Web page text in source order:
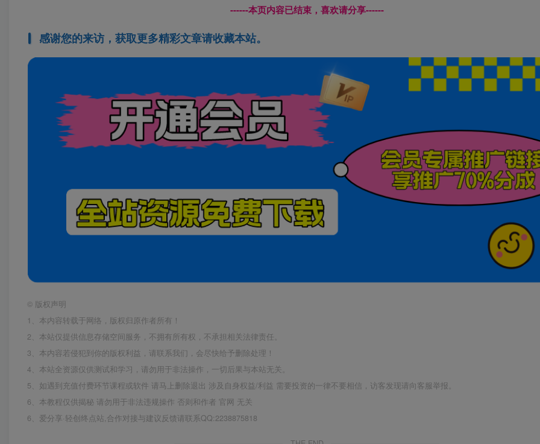
------本页内容已结束，喜欢请分享------
感谢您的来访，获取更多精彩文章请收藏本站。
© 版权声明
1、本内容转载于网络，版权归原作者所有！
2、本站仅提供信息存储空间服务，不拥有所有权，不承担相关法律责任。
3、本内容若侵犯到你的版权利益，请联系我们，会尽快给予删除处理！
4、本站全资源仅供测试和学习，请勿用于非法操作，一切后果与本站无关。
5、如遇到充值付费环节课程或软件 请马上删除退出 涉及自身权益/利益 需要投资的一律不要相信，访客发现请向客服举报。
6、本教程仅供揭秘 请勿用于非法违规操作 否则和作者 官网 无关
6、爱分享·轻创终点站,合作对接与建议反馈请联系QQ:2238875818